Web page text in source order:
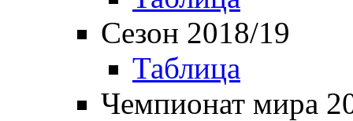
Сезон 2018/19
Таблица
Чемпионат мира